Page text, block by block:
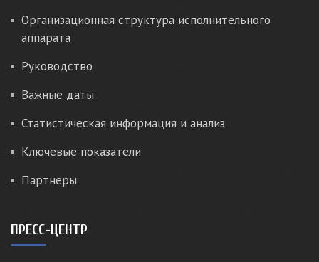
Организационная структура исполнительного
аппарата
Руководство
Важные даты
Статистическая информация и анализ
Ключевые показатели
Партнеры
ПРЕСС-ЦЕНТР